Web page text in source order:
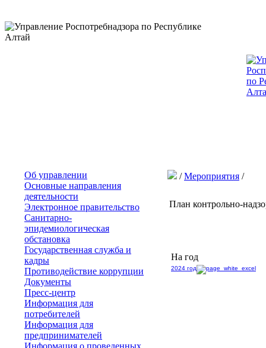
Об управлении
Основные направления
деятельности
Электронное правительство
Санитарно-
эпидемиологическая
обстановка
Государственная служба и
кадры
Противодействие коррупции
Документы
Пресс-центр
Информация для
потребителей
Информация для
предпринимателей
Информация о проведенных
/Мероприятия /
План контрольно-
На год
2024 год